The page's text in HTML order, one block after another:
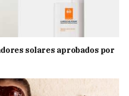
solares aprobados por